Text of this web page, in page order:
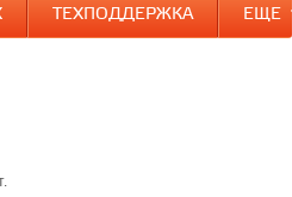
ТЕХПОДДЕРЖКА ЕЩЕ